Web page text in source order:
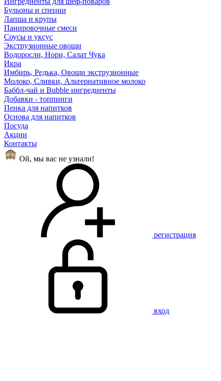
Бульоны и специи
Лапша и крупы
Панировочные смеси
Соусы и уксус
Экструзионные овощи
Водоросли, Нори, Салат Чука
Икра
Имбирь, Редька, Овощи экструзионные
Молоко, Сливки, Альтернативное молоко
Баббл-чай и Bubble ингредиенты
Добавки - топпинги
Пенка для напитков
Основа для напитков
Посуда
Акции
Контакты
Ой, мы вас не узнали!
регистрация
вход